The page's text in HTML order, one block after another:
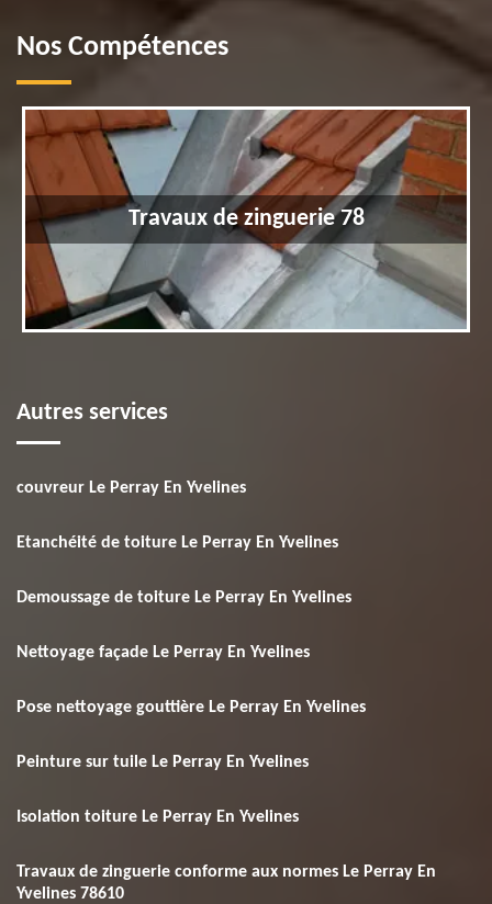
Nos Compétences
Travaux de zinguerie 78
Autres services
couvreur Le Perray En Yvelines
Etanchéité de toiture Le Perray En Yvelines
Demoussage de toiture Le Perray En Yvelines
Nettoyage façade Le Perray En Yvelines
Pose nettoyage gouttière Le Perray En Yvelines
Peinture sur tuile Le Perray En Yvelines
Isolation toiture Le Perray En Yvelines
Travaux de zinguerie conforme aux normes Le Perray En
Yvelines 78610